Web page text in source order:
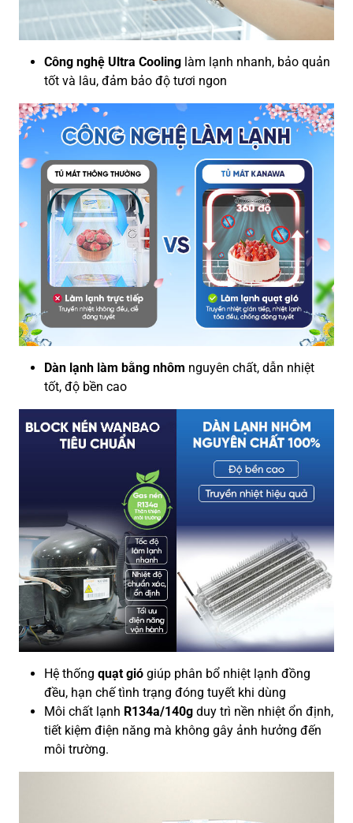
Công nghệ Ultra Cooling làm lạnh nhanh, bảo quản
tốt và lâu, đảm bảo độ tươi ngon
Dàn lạnh làm bằng nhôm nguyên chất, dẫn nhiệt
tốt, độ bền cao
Hệ thống quạt gió giúp phân bổ nhiệt lạnh đồng
đều, hạn chế tình trạng đóng tuyết khi dùng
Môi chất lạnh R134a/140g duy trì nền nhiệt ổn định,
tiết kiệm điện năng mà không gây ảnh hưởng đến
môi trường.